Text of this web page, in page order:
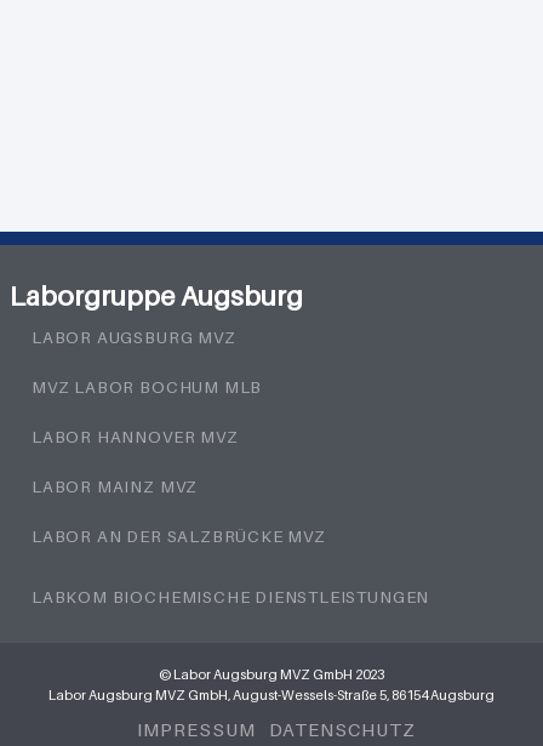
© Labor Augsburg MVZ GmbH 2023
Labor Augsburg MVZ GmbH, August-Wessels-Straße 5, 86154 Augsburg
IMPRESSUM DATENSCHUTZ
Laborgruppe Augsburg
LABOR AUGSBURG MVZ
MVZ LABOR BOCHUM MLB
LABOR HANNOVER MVZ
LABOR MAINZ MVZ
LABOR AN DER SALZBRÜCKE MVZ
LABKOM BIOCHEMISCHE DIENSTLEISTUNGEN